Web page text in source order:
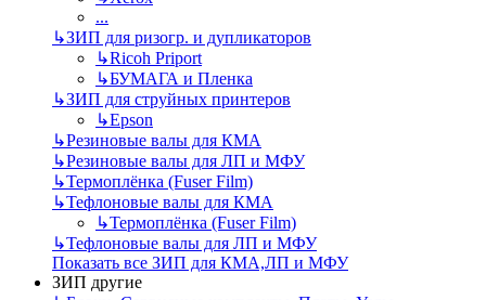
...
↳ЗИП для ризогр. и дупликаторов
↳Ricoh Priport
↳БУМАГА и Пленка
↳ЗИП для струйных принтеров
↳Epson
↳Резиновые валы для КМА
↳Резиновые валы для ЛП и МФУ
↳Термоплёнка (Fuser Film)
↳Тефлоновые валы для КМА
↳Термоплёнка (Fuser Film)
↳Тефлоновые валы для ЛП и МФУ
Показать все ЗИП для КМА,ЛП и МФУ
ЗИП другие